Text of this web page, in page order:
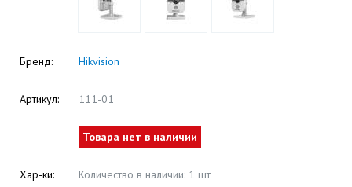
Бренд: Hikvision
Артикул: 111-01
Товара нет в наличии
Хар-ки: Количество в наличии: 1 шт